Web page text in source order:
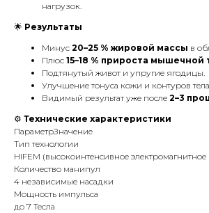
нагрузок.
🌟 Результаты
Минус 20–25 % жировой массы в
Плюс 15–18 % прироста мышечной
Подтянутый живот и упругие ягодицы.
Улучшение тонуса кожи и контуров
Видимый результат уже после 2–3
⚙️ Технические характеристики
ПараметрЗначение
Тип технологии
HIFEM (высокоинтенсивное электромагнитное
Количество манипул
4 независимые насадки
Мощность импульса
до 7 Тесла